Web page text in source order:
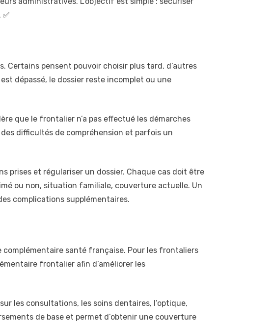
Certains pensent pouvoir choisir plus tard, d’autres
dépassé, le dossier reste incomplet ou une
que le frontalier n’a pas effectué les démarches
difficultés de compréhension et parfois un
prises et régulariser un dossier. Chaque cas doit être
ou non, situation familiale, couverture actuelle. Un
complications supplémentaires.
complémentaire santé française. Pour les frontaliers
frontalier afin d’améliorer les
les consultations, les soins dentaires, l’optique,
de base et permet d’obtenir une couverture